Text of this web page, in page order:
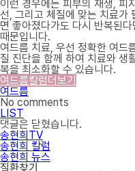
이런 경우에는 피부의 재생, 피
선, 그리고 체질에 맞는 치료가
면 좋아졌다가도 다시 반복된
때문입니다.
여드름 치료, 우선 정확한 여드
질 진단을 함께 하여 치료와 생
복을 최소화할 수 있습니다.
여드름칼럼더보기
여드름
No comments
LIST
댓글은 닫혔습니다.
송현희TV
송현희 칼럼
송현희 뉴스
질환찾기